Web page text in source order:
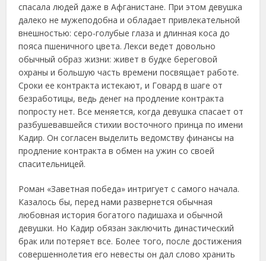
спасала людей даже в Афганистане. При этом девушка
далеко не мужеподобна и обладает привлекательной
внешностью: серо-голубые глаза и длинная коса до
пояса пшеничного цвета. Лекси ведет довольно
обычный образ жизни: живет в будке береговой
охраны и большую часть времени посвящает работе.
Сроки ее контракта истекают, и Говард в шаге от
безработицы, ведь денег на продление контракта
попросту нет. Все меняется, когда девушка спасает от
разбушевавшейся стихии восточного принца по имени
Кадир. Он согласен выделить ведомству финансы на
продление контракта в обмен на ужин со своей
спасительницей.
Роман «Заветная победа» интригует с самого начала.
Казалось бы, перед нами развернется обычная
любовная история богатого падишаха и обычной
девушки. Но Кадир обязан заключить династический
брак или потеряет все. Более того, после достижения
совершеннолетия его невесты он дал слово хранить